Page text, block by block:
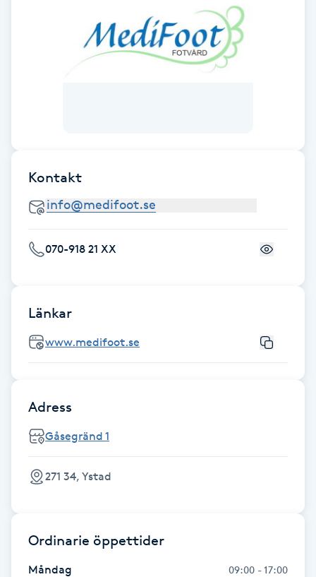
Fettreducering
Fibromassage
Fillers
Fotmassage
Fransar
Fransborttagning
Fransfärgning
Fransförlängning Megavolym
Kontakt
070-918 21 XX
Länkar
www.medifoot.se
Adress
Gåsegränd 1
271 34, Ystad
Ordinarie öppettider
Måndag 09:00 - 17:00